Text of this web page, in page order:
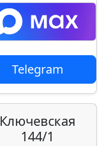
Telegram
Ключевская
144/1